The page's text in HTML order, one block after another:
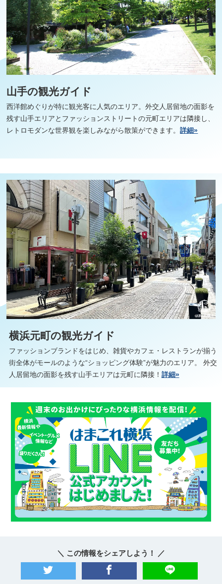
山手の観光ガイド
西洋館めぐりが特に観光客に人気のエリア。外交人居留地の面影を
残す山手エリアとファッションストリートの元町エリアは隣接し、
レトロモダンな世界観を楽しみながら散策ができます。詳細»
横浜元町の観光ガイド
ファッションブランドをはじめ、雑貨やカフェ・レストランが揃う
街全体がモールのような“ショッピング体験”が魅力のエリア。 外交
人居留地の面影を残す山手エリアは元町に隣接！ 詳細»
＼ この情報をシェアしよう！ ／